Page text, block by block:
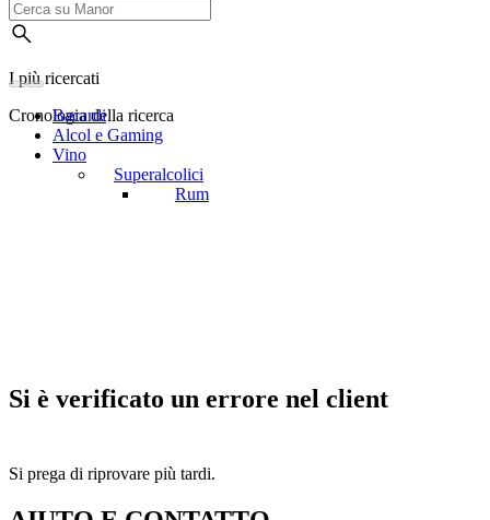
I più ricercati
Cronologia della ricerca
Bacardi
Alcol e Gaming
Vino
Superalcolici
Rum
Si è verificato un errore nel client
Si prega di riprovare più tardi.